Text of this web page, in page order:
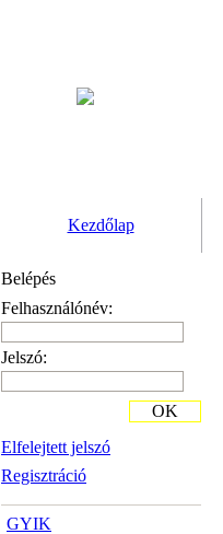
Kezdőlap
Belépés
Felhasználónév:
Jelszó:
Elfelejtett jelszó
Regisztráció
OK
GYIK